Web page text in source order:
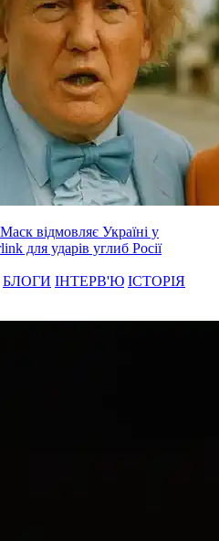
відмовляє Україні у
для ударів углиб Росії
БЛОГИ ІНТЕРВ'Ю ІСТОРІЯ